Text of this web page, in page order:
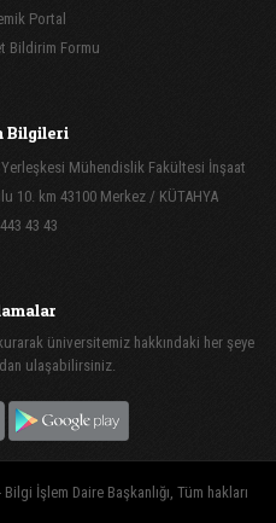
Portal
Bildirim Formu
Bilgileri
Mühendislik Fakültesi İnşaat
10. km 43100 Merkez / KÜTAHYA
43 43
üniversitemiz hakkındaki her şeye
ulaşabilirsiniz.
İşlem Daire Başkanlığı, Tüm hakları